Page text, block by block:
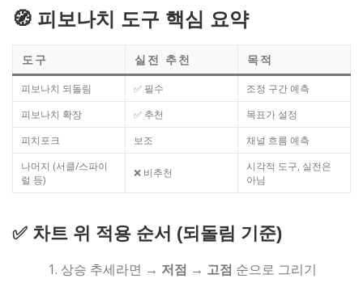
🧭 피보나치 도구 핵심 요약
도구 실전 추천 목적
피보나치 되돌림 ✅ 필수
조정 구간 예측
피보나치 확장
✅ 추천
목표가 설정
피치포크
보조
채널 흐름 예측
나머지 (서클/스파이
럴 등)
❌ 비추천
시각적 도구, 실전은
아님
✅ 차트 위 적용 순서 (되돌림 기준)
상승 추세라면 → 저점 → 고점 순으로 그리기